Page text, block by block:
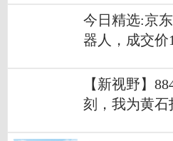
今日精选:京
器人，成交价
【新视野】
刻，我为黄石